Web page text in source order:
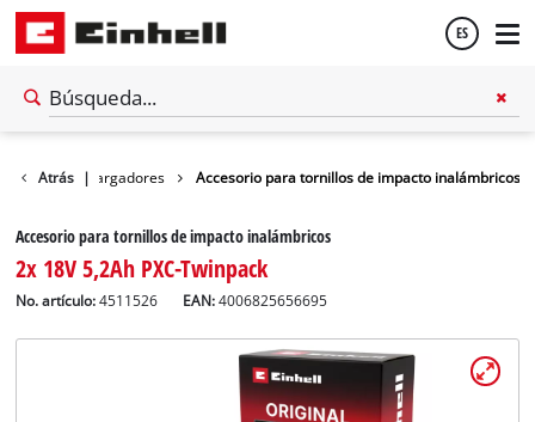
ES
Atrás |
Baterías / cargadores Accesorio para tornillos de impacto inalámbricos
Accesorio para tornillos de impacto inalámbricos
2x 18V 5,2Ah PXC-Twinpack
No. artículo: 4511526 EAN:4006825656695